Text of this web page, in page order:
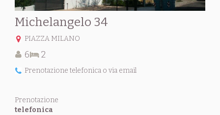
Michelangelo 34
PIAZZA MILANO
6 2
Prenotazione telefonica o via email
Prenotazione
telefonica